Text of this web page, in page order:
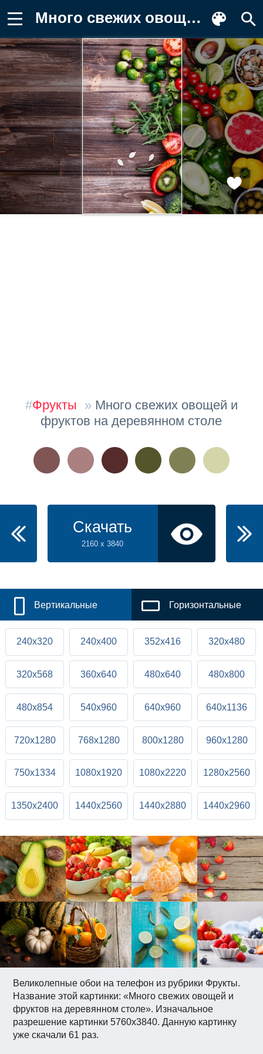
Много свежих овощей и фруктов на Фон для телефона
Великолепные обои на телефон из рубрики Фрукты.
Название этой картинки: «Много свежих овощей и
фруктов на деревянном столе». Изначальное
разрешение картинки 5760x3840. Данную картинку
уже скачали 61 раз.
#Фрукты » Много свежих овощей и
фруктов на деревянном столе
Скачать
2160 x 3840
Вертикальные Горизонтальные
240x320 240x400 352x416 320x480
320x568 360x640 480x640 480x800
480x854 540x960 640x960 640x1136
720x1280 768x1280 800x1280 960x1280
750x1334 1080x1920 1080x2220 1280x2560
1350x2400 1440x2560 1440x2880 1440x2960